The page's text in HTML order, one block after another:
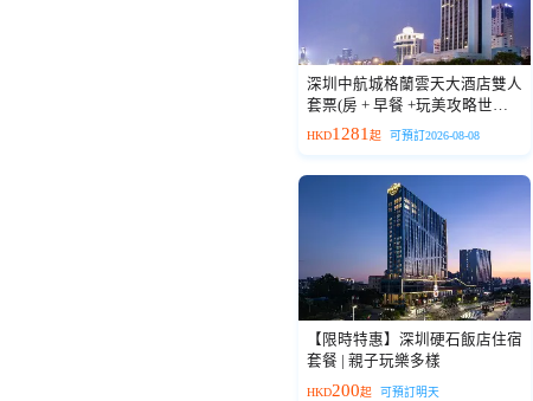
深圳中航城格蘭雲天大酒店雙人
套票(房 + 早餐 +玩美攻略世紀
匯店全天門票 + 週末雙人下午
HKD1281起 可預訂2026-08-08
【限時特惠】深圳硬石飯店住宿
套餐 | 親子玩樂多樣
HKD200起 可預訂明天